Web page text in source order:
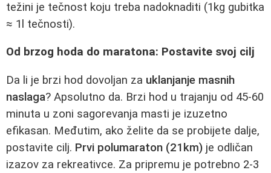
težini je tečnost koju treba nadoknaditi (1kg gubitka
≈ 1l tečnosti).
Od brzog hoda do maratona: Postavite svoj cilj
Da li je brzi hod dovoljan za uklanjanje masnih
naslaga? Apsolutno da. Brzi hod u trajanju od 45-60
minuta u zoni sagorevanja masti je izuzetno
efikasan. Međutim, ako želite da se probijete dalje,
postavite cilj. Prvi polumaraton (21km) je odličan
izazov za rekreativce. Za pripremu je potrebno 2-3